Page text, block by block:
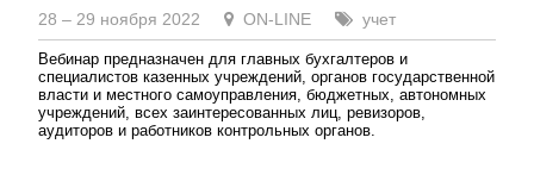
28 – 29 ноября 2022 ON-LINE учет
Вебинар предназначен для главных бухгалтеров и
специалистов казенных учреждений, органов государственной
власти и местного самоуправления, бюджетных, автономных
учреждений, всех заинтересованных лиц, ревизоров,
аудиторов и работников контрольных органов.